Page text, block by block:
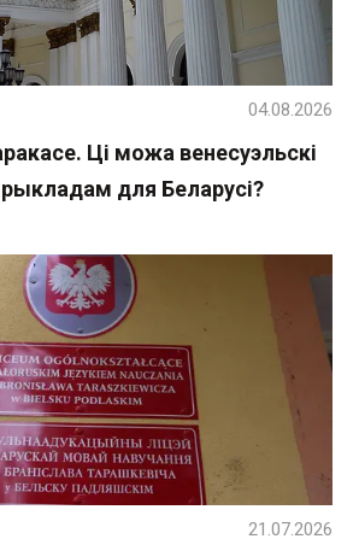
Ці можа венесуэльскі
для Беларусі?
04.08.2026
21.07.2026